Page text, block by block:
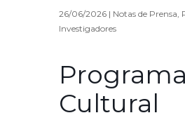
26/06/2026 | Notas de Prensa,
Investigadores
Programa
Cultural